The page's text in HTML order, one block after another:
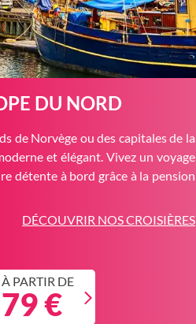
DU NORD
de Norvège ou des capitales de la
et élégant. Vivez un voyage
détente à bord grâce à la pension
DÉCOUVRIR NOS CROISIÈRES
À PARTIR DE
79 €